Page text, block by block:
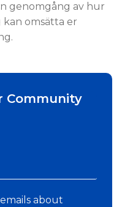
genomgång av hur
kan omsätta er
Community
about